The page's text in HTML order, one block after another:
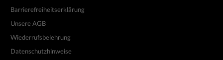
Barrierefreiheitserklärung
Unsere AGB
Wiederrufsbelehrung
Datenschutzhinweise